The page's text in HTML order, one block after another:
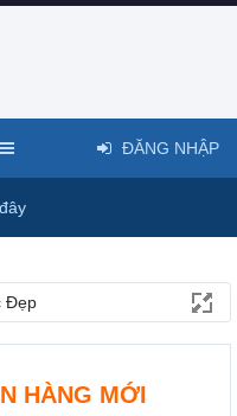
Đẹp
HÀNG MỚI
ĐĂNG NHẬP